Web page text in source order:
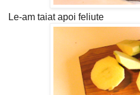
Le-am taiat apoi feliute